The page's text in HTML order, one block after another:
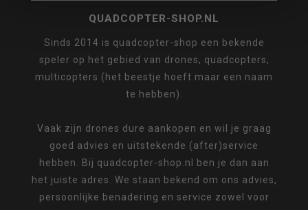
QUADCOPTER-SHOP.NL
Sinds 2014 is quadcopter-shop een bekende
speler op het gebied van drones, quadcopters,
multicopters (het beestje hoeft maar een naam
te hebben).
Vaak zijn drones dure aankopen en wil je graag
goed advies en uitstekende (after)service
hebben. Bij quadcopter-shop.nl ben je dan aan
het juiste adres. We staan bekend om ons advies,
persoonlijke benadering en service zowel voor